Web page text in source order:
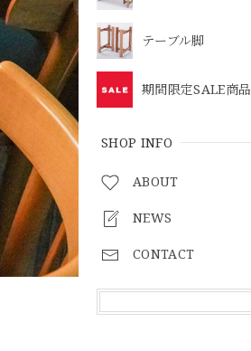
テーブル脚
期間限定SALE商品
SHOP INFO
ABOUT
NEWS
CONTACT